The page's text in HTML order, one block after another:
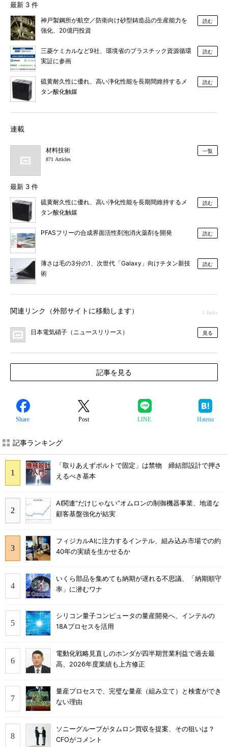
最新 3 件
神戸製鋼所が航空／防衛向け砂型鋳造品の生産能力を
強化、20億円投資
読む
三菱ケミカルなど9社、環境省のプラスチック資源循環
実証に参画
読む
硫黄耐久性に優れ、高い浄化性能を長期間維持するメ
タン酸化触媒
読む
連載
材料技術
871 Articles
一覧
最新 3 件
硫黄耐久性に優れ、高い浄化性能を長期間維持するメ
タン酸化触媒
読む
PFASフリーの合成界面活性剤泡消火薬剤を開発 読む
薄さは毛の3分の1、次世代「Galaxy」向けチタン新技
術
読む
関連リンク（外部サイトに移動します） 1 links
日本電気硝子（ニュースリリース） 見る
記事を見る
Share Post LINE Hatena
記事ランキング
「取りあえずボルトで固定」は禁物 締結部設計で押さ
えるべき基本
AI関連“だけじゃない”オムロンの制御機器事業、地道な
顧客基盤強化が結実
フィジカルAIに注力するインテル、組み込み市場での約
40年の実績を生かせるか
いくら部品を集めても納期が遅れる不思議、「納期順守
率」に潜むワナ
シリコン量子コンピュータの量産開発へ、インテルの
18Aプロセスを活用
電動化戦略見直しのホンダが四半期営業利益で過去最
高、2026年度業績も上方修正
量産プロセスで、完璧な量産（組み立て）と検査ができ
ない理由
ソニーグループがタムロン買収を提案、その狙いは？
CFOがコメント